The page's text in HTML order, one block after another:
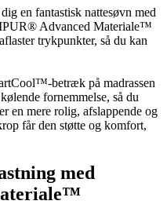
en fantastisk nattesøvn med
Advanced Materiale™
trykpunkter, så du kan
betræk på madrassen
fornemmelse, så du
en mere rolig, afslappende og
får den støtte og komfort,
med